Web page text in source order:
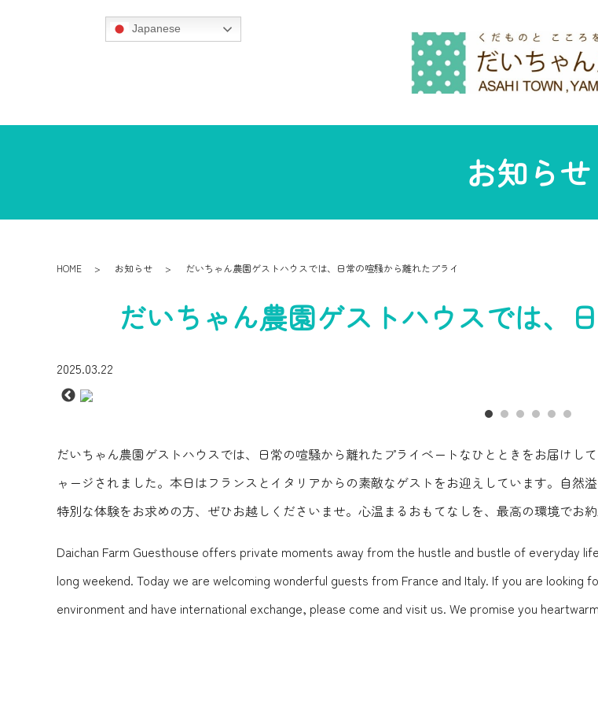
Japanese
お知らせ
HOME お知らせ だいちゃん農園ゲストハウスでは、日常の喧騒から離れたプライ
だいちゃん農園ゲストハウスでは、
2025.03.22
だいちゃん農園ゲストハウスでは、日常の喧騒から離れたプライベートなひとときをお届けし
ャージされました。本日はフランスとイタリアからの素敵なゲストをお迎えしています。自
特別な体験をお求めの方、ぜひお越しくださいませ。心温まるおもてなしを、最高の環境でお
Daichan Farm Guesthouse offers private moments away from the hustle and bustle of everyday
long weekend. Today we are welcoming wonderful guests from France and Italy. If you are looking
environment and have international exchange, please come and visit us. We promise you